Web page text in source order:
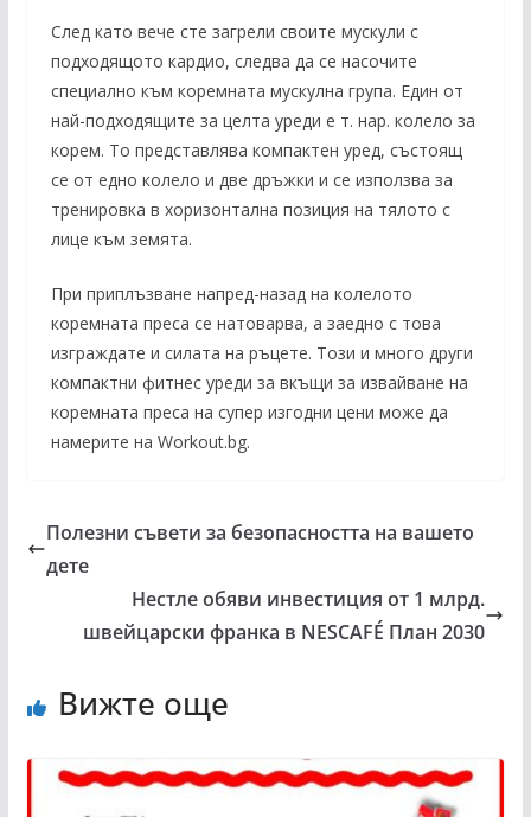
След като вече сте загрели своите мускули с
подходящото кардио, следва да се насочите
специално към коремната мускулна група. Един от
най-подходящите за целта уреди е т. нар. колело за
корем. То представлява компактен уред, състоящ
се от едно колело и две дръжки и се използва за
тренировка в хоризонтална позиция на тялото с
лице към земята.
При приплъзване напред-назад на колелото
коремната преса се натоварва, а заедно с това
изграждате и силата на ръцете. Този и много други
компактни фитнес уреди за вкъщи за извайване на
коремната преса на супер изгодни цени може да
намерите на Workout.bg.
Полезни съвети за безопасността на вашето
дете
Нестле обяви инвестиция от 1 млрд.
швейцарски франка в NESCAFÉ План 2030
Вижте още